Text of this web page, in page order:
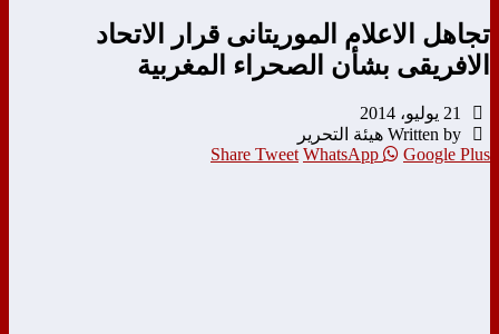
تجاهل الاعلام الموريتانى قرار الاتحاد
الافريقى بشأن الصحراء المغربية
Written by هيئة التحرير
Share Tweet WhatsApp Google Plus